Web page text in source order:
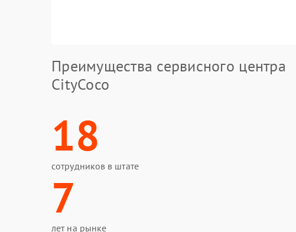
Преимущества сервисного центра
CityCoco
18
сотрудников в штате
7
лет на рынке